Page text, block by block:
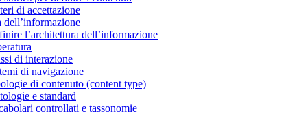
di accettazione
l’architettura dell’informazione
di interazione
di navigazione
di contenuto (content type)
e standard
controllati e tassonomie